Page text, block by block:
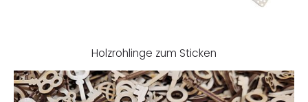
Holzrohlinge zum Sticken